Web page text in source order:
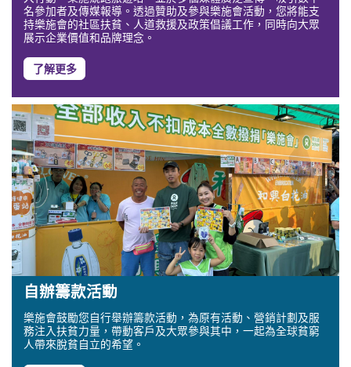
名參加者及傳媒報導。透過贊助及參與樂施會活動，您將能支
持樂施會的社區扶貧、人道救援及政策倡議工作，同時向大眾
展示企業價值和品牌理念。
了解更多
自辦籌款活動
樂施會鼓勵您自行舉辦籌款活動，為原有活動、營銷計劃及服
務注入扶貧力量，帶動客戶及大眾參與其中，一起為全球貧窮
人帶來脫貧自立的希望。